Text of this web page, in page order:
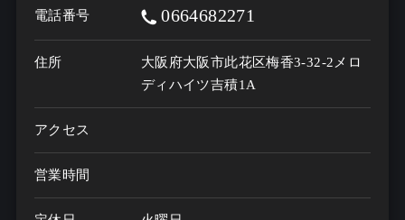
電話番号 0664682271
住所
大阪府大阪市此花区梅香3-32-2メロ
ディハイツ吉積1A
アクセス
営業時間